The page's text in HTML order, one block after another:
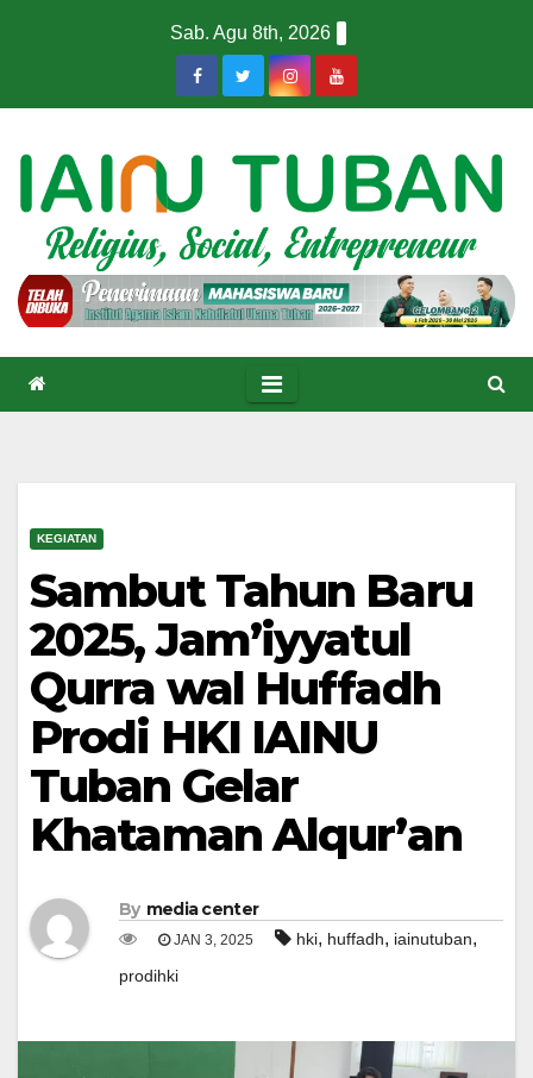
Sab. Agu 8th, 2026
KEGIATAN
Sambut Tahun Baru
2025, Jam’iyyatul
Qurra wal Huffadh
Prodi HKI IAINU
Tuban Gelar
Khataman Alqur’an
By media center
JAN 3, 2025 hki, huffadh, iainutuban,
prodihki